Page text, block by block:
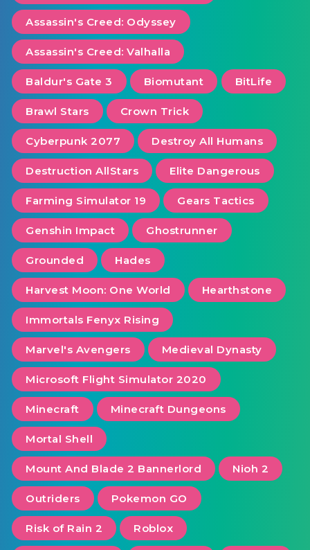
Assassin's Creed: Odyssey
Assassin's Creed: Valhalla
Baldur's Gate 3 Biomutant BitLife
Brawl Stars Crown Trick
Cyberpunk 2077 Destroy All Humans
Destruction AllStars Elite Dangerous
Farming Simulator 19 Gears Tactics
Genshin Impact Ghostrunner
Grounded Hades
Harvest Moon: One World Hearthstone
Immortals Fenyx Rising
Marvel's Avengers Medieval Dynasty
Microsoft Flight Simulator 2020
Minecraft Minecraft Dungeons
Mortal Shell
Mount And Blade 2 Bannerlord Nioh 2
Outriders Pokemon GO
Risk of Rain 2 Roblox